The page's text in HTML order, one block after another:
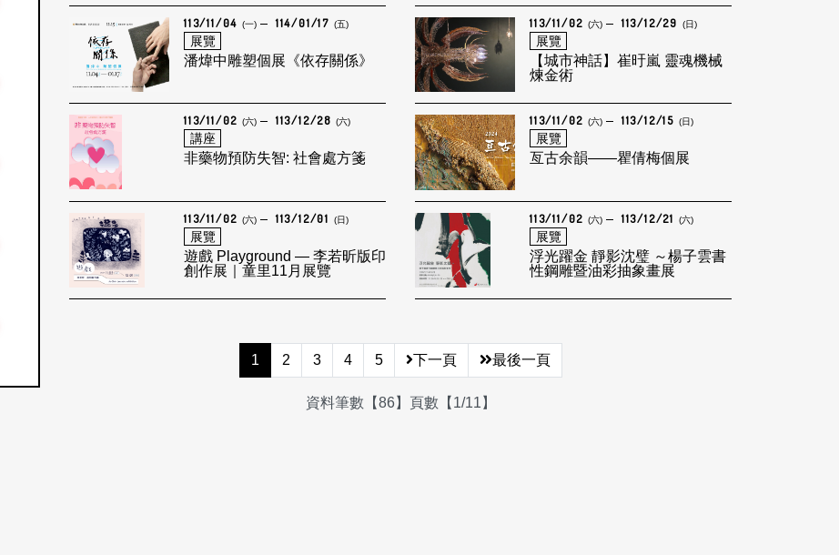
113/11/04 (一) 114/01/17 (五)
展覽
潘煒中雕塑個展《依存關係》
113/11/02 (六) 113/12/29 (日)
展覽
【城市神話】崔旴嵐 靈魂機械
煉金術
113/11/02 (六) 113/12/28 (六)
講座
非藥物預防失智: 社會處方箋
113/11/02 (六) 113/12/15 (日)
展覽
亙古余韻——瞿倩梅個展
113/11/02 (六) 113/12/01 (日)
展覽
遊戲 Playground — 李若昕版印
創作展｜童里11月展覽
113/11/02 (六) 113/12/21 (六)
展覽
浮光躍金 靜影沈璧 ～楊子雲書
性鋼雕暨油彩抽象畫展
1 2 3 4 5 下一頁 最後一頁
資料筆數【86】頁數【1/11】